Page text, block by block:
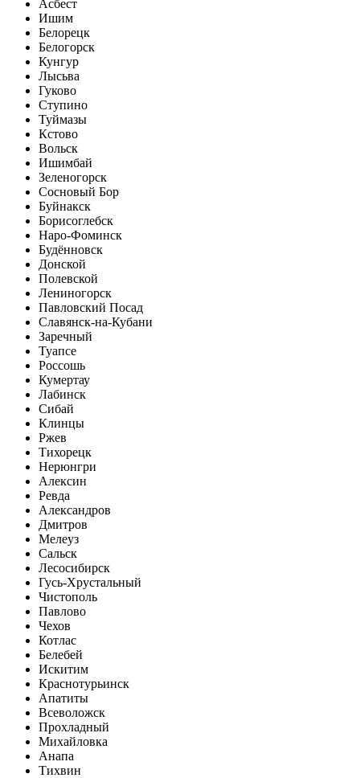
Асбест
Ишим
Белорецк
Белогорск
Кунгур
Лысьва
Гуково
Ступино
Туймазы
Кстово
Вольск
Ишимбай
Зеленогорск
Сосновый Бор
Буйнакск
Борисоглебск
Наро-Фоминск
Будённовск
Донской
Полевской
Лениногорск
Павловский Посад
Славянск-на-Кубани
Заречный
Туапсе
Россошь
Кумертау
Лабинск
Сибай
Клинцы
Ржев
Тихорецк
Нерюнгри
Алексин
Ревда
Александров
Дмитров
Мелеуз
Сальск
Лесосибирск
Гусь-Хрустальный
Чистополь
Павлово
Чехов
Котлас
Белебей
Искитим
Краснотурьинск
Апатиты
Всеволожск
Прохладный
Михайловка
Анапа
Тихвин